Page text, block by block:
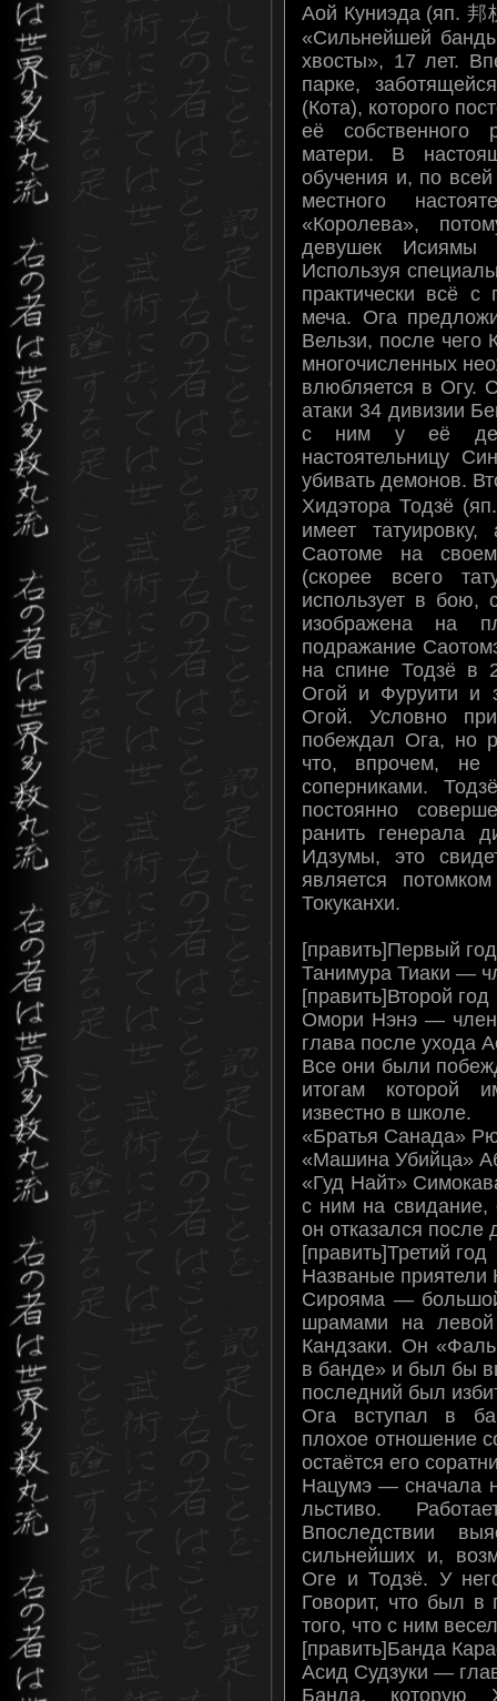
Аой Куниэда (яп.
«Сильнейшей
хвосты», 17 лет.
парке,
(Кота), которого
её собственного
матери. В
обучения и, по
местного
«Королева»,
девушек Исиямы
Используя
практически всё с
меча. Ога
Вельзи, после чего
многочисленных
влюбляется в Огу.
атаки 34 дивизии
с ним у её
настоятельницу
убивать демонов.
Хидэтора Тодзё
имеет
Саотоме на
(скорее всего
использует в бою,
изображена на
подражание
на спине Тодзё в
Огой и Фуруити и
Огой. Условно
побеждал Ога, но
что, впрочем, не
соперниками.
постоянно
ранить генерала
Идзумы, это
является
Токуканхи.
[править]Первый год
Танимура Тиаки —
[править]Второй год
Омори Нэнэ — член
глава после ухода
Все они были
итогам которой
известно в школе.
«Братья Санада»
«Машина Убийца»
«Гуд Найт»
с ним на
он отказался
[править]Третий год
Названые приятели
Сирояма —
шрамами на левой
Кандзаки. Он
в банде» и был бы
последний был
Ога вступал в
плохое отношение
остаётся его
Нацумэ — сначала
льстиво.
Впоследствии
сильнейших и,
Оге и Тодзё. У
Говорит, что был в
того, что с ним
[править]Банда
Асид Судзуки —
Банда, которую